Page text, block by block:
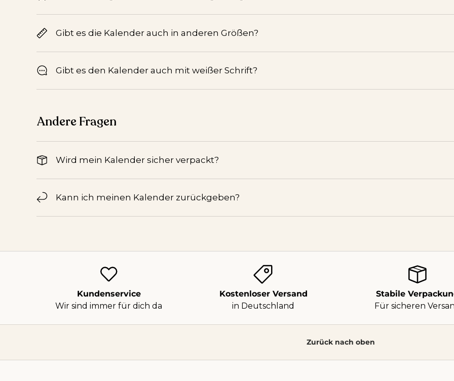
Gibt es die Kalender auch in anderen Größen?
Gibt es den Kalender auch mit weißer Schrift?
Andere Fragen
Wird mein Kalender sicher verpackt?
Kann ich meinen Kalender zurückgeben?
Kundenservice
Wir sind immer für dich da
Kostenloser Versand
in Deutschland
Stabile
Für sicheren
Zurück nach oben